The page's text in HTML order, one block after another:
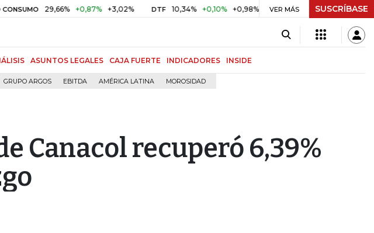
29,66% +0,87% +3,02% DTF 10,34% +0,10% +0,98% UVR $ 416,86 +$ 0,05 +0,01%
VER MÁS SUSCRÍBASE
ASUNTOS LEGALES CAJA FUERTE INDICADORES INSIDE
GRUPO ARGOS EBITDA AMÉRICA LATINA MOROSIDAD
Canacol recuperó 6,39%